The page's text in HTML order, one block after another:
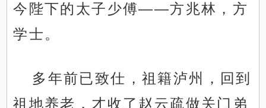
今陛下的太子少傅——方兆林，方
学士。
多年前已致仕，祖籍泸州，回到
祖地养老，才收了赵云疏做关门弟